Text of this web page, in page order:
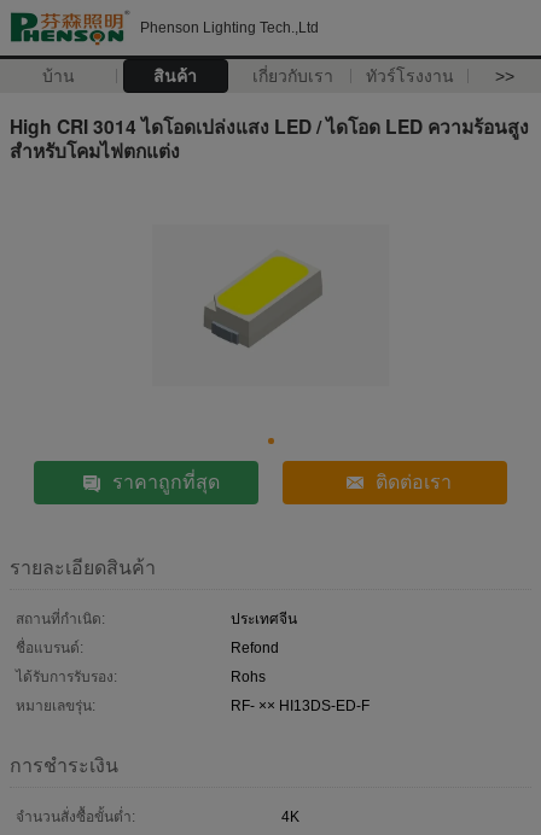
Phenson Lighting Tech.,Ltd
บ้าน สินค้า เกี่ยวกับเรา ทัวร์โรงงาน >>
High CRI 3014 ไดโอดเปล่งแสง LED / ไดโอด LED ความร้อนสูง
สำหรับโคมไฟตกแต่ง
ราคาถูกที่สุด ติดต่อเรา
รายละเอียดสินค้า
สถานที่กำเนิด:
ประเทศจีน
ชื่อแบรนด์:
Refond
ได้รับการรับรอง:
Rohs
หมายเลขรุ่น:
RF- ×× HI13DS-ED-F
การชำระเงิน
จำนวนสั่งซื้อขั้นต่ำ:
4K